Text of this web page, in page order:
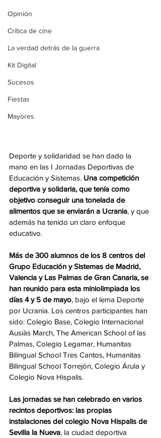
Opinión
Crítica de cine
La verdad detrás de la guerra
Kit Digital
Sucesos
Fiestas
Mayores
Deporte y solidaridad se han dado la
mano en las I Jornadas Deportivas de
Educación y Sistemas. Una competición
deportiva y solidaria, que tenía como
objetivo conseguir una tonelada de
alimentos que se enviarán a Ucrania, y que
además ha tenido un claro enfoque
educativo.
Más de 300 alumnos de los 8 centros del
Grupo Educación y Sistemas de Madrid,
Valencia y Las Palmas de Gran Canaria, se
han reunido para esta miniolimpiada los
días 4 y 5 de mayo, bajo el lema Deporte
por Ucrania. Los centros participantes han
sido: Colegio Base, Colegio Internacional
Ausiàs March, The American School of las
Palmas, Colegio Legamar, Humanitas
Bilingual School Tres Cantos, Humanitas
Bilingual School Torrejón, Colegio Árula y
Colegio Nova Hispalis.
Las jornadas se han celebrado en varios
recintos deportivos: las propias
instalaciones del colegio Nova Hispalis de
Sevilla la Nueva, la ciudad deportiva